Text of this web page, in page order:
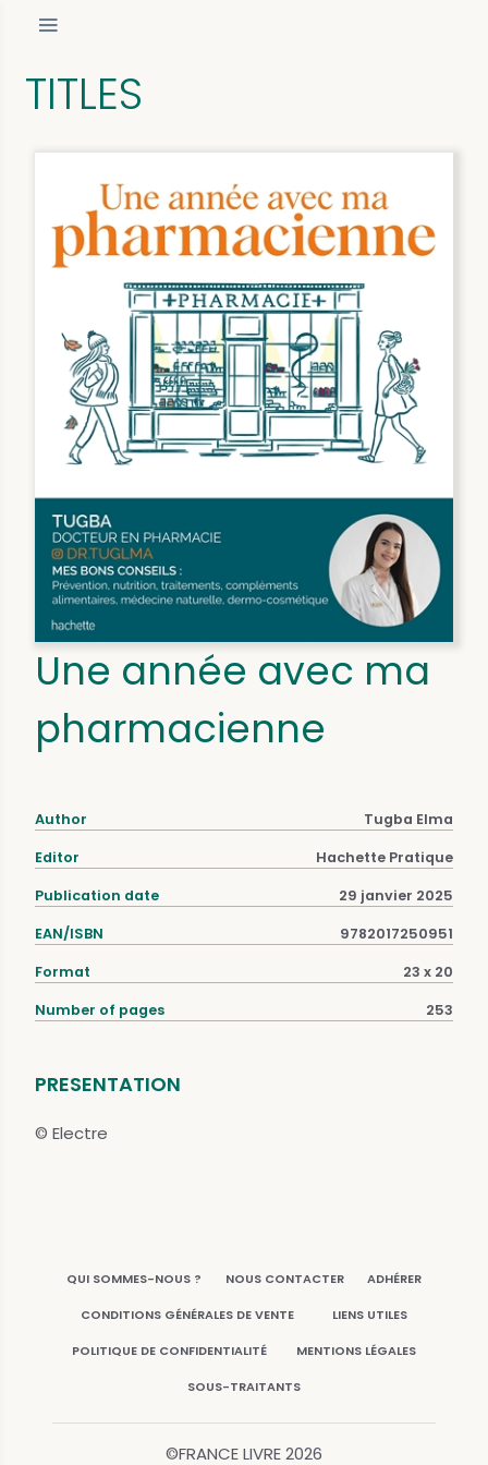
TITLES
Une année avec ma
pharmacienne
Author Tugba Elma
Editor Hachette Pratique
Publication date 29 janvier 2025
EAN/ISBN 9782017250951
Format 23 x 20
Number of pages 253
PRESENTATION
© Electre
QUI SOMMES-NOUS ? NOUS CONTACTER ADHÉRER
CONDITIONS GÉNÉRALES DE VENTE LIENS UTILES
POLITIQUE DE CONFIDENTIALITÉ MENTIONS LÉGALES
SOUS-TRAITANTS
©FRANCE LIVRE2026